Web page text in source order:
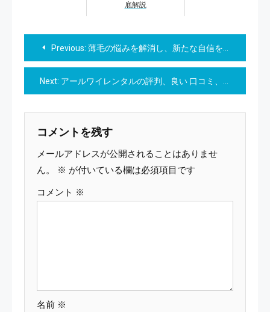
底解説
投
稿
ナ
ビ
ゲ
ー
シ
Previous: 薄毛の悩みを解消し、新たな自信を。ヒックスミノキシジル5で髪を取り戻そう！
Next: アールワイレンタルの評判、良い 口コミ、悪い口コミ、メリットとデメリットはどうなの？【徹底解説】
コメントを残す
メールアドレスが公開されることはありませ
ん。
※ が付いている欄は必須項目です
コメント ※
名前 ※